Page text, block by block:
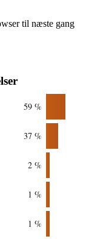
til næste gang
59 %
37 %
2 %
1 %
1 %